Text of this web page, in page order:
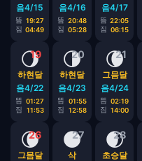
음4/15
뜸 19:27
짐 04:49
음4/16
뜸 20:48
짐 05:28
음4/17
뜸 22:05
짐 06:15
19
🌖
하현달
음4/22
뜸 01:27
짐
11:53
20
🌗
하현달
음4/23
뜸
01:55
짐
12:58
21
🌘
그믐달
음4/24
뜸 02:19
짐 14:00
26
🌘
그믐달
27
🌑
삭
28
🌒
초승달